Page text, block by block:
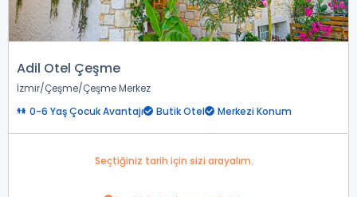
Adil Otel Çeşme
İzmir Çeşme Çeşme Merkez
0-6 Yaş Çocuk Avantajı
Butik Otel Merkezi Konum
Seçtiğiniz tarih için sizi arayalım.